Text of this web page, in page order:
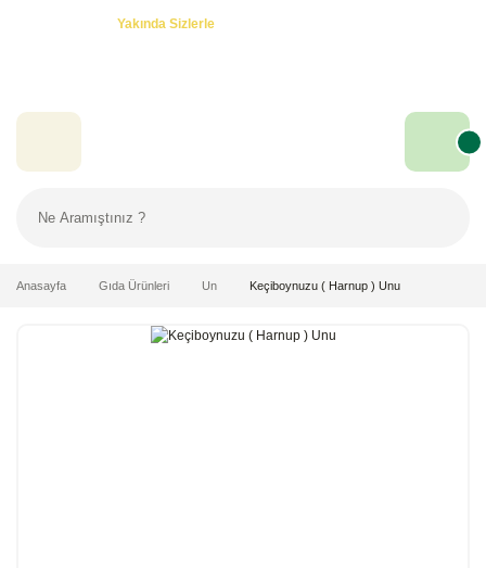
Yakında Sizlerle
Anasayfa Gıda Ürünleri Un Keçiboynuzu ( Harnup ) Unu